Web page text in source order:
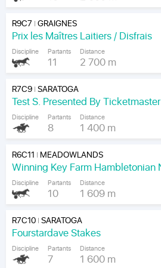
R9C7 |GRAIGNES
Prix les Maîtres Laitiers / Disfrais
Discipline Partants
11
Distance
2 700 m
R7C9|SARATOGA
Test S. Presented By Ticketmaster
Discipline Partants
8
Distance
1 400 m
R6C11 | MEADOWLANDS
Discipline Partants
10
Distance
1 609 m
R7C10|SARATOGA
Fourstardave Stakes
Discipline Partants
7
Distance
1 600 m